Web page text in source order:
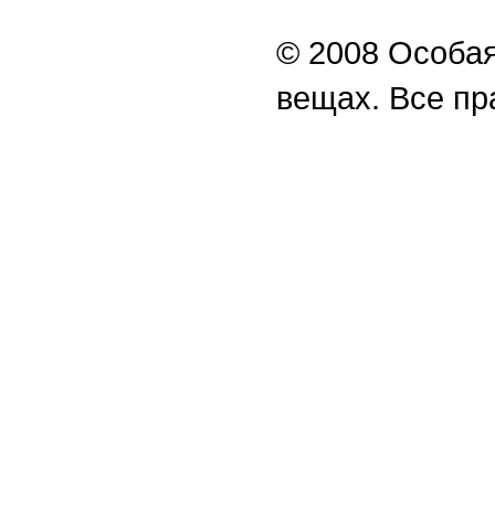
© 2008
вещах. Все